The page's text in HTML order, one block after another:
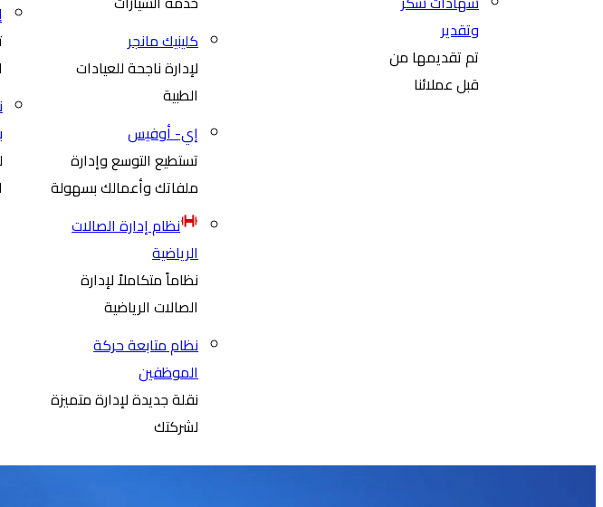
وتقدير
تم تقديمها من
قبل عملائنا
كلينيك مانجر
لإدارة ناجحة للعيادات
الطبية
إي- أوفيس
تستطيع التوسع وإدارة
ملفاتك وأعمالك بسهولة
نظام إدارة الصالات
الرياضية
نظاماً متكاملاً لإدارة
الصالات الرياضية
نظام متابعة حركة
الموظفين
نقلة جديدة لإدارة متميزة
لشركتك